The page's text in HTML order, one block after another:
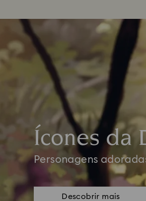
Ícones da
Personagens
Descobrir mais